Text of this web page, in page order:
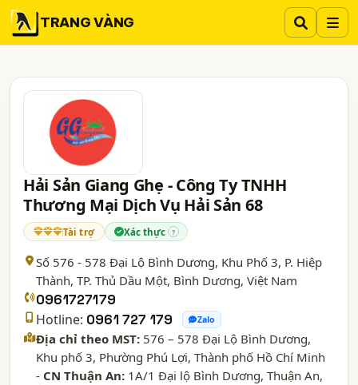
TRANG VÀNG
Hải Sản Giang Ghẹ - Công Ty TNHH
Thương Mại Dịch Vụ Hải Sản 68
Tài trợ Xác thực ?
Số 576 - 578 Đại Lộ Bình Dương, Khu Phố 3, P. Hiệp
Thành, TP. Thủ Dầu Một, Bình Dương, Việt Nam
0961727179
Hotline: 0961 727 179 Zalo
Địa chỉ theo MST: 576 – 578 Đại Lộ Bình Dương,
Khu phố 3, Phường Phú Lợi, Thành phố Hồ Chí Minh
- CN Thuận An: 1A/1 Đại lộ Bình Dương, Thuận An,